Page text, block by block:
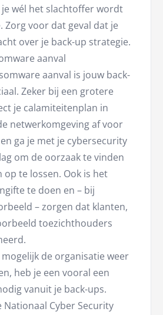
wél het slachtoffer wordt
Zorg voor dat geval dat je
over je back-up strategie.
aanval
aanval is jouw back-
Zeker bij een grotere
je calamiteitenplan in
netwerkomgeving af voor
ga je met je cybersecurity
om de oorzaak te vinden
te lossen. Ook is het
te doen en – bij
– zorgen dat klanten,
toezichthouders
de organisatie weer
heb je een vooral een
vanuit je back-ups.
Nationaal Cyber Security